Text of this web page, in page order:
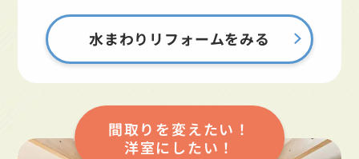
水まわりリフォームをみる
間取りを変えたい！
洋室にしたい！